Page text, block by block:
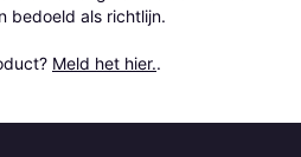
bedoeld als richtlijn.
Meld het hier..